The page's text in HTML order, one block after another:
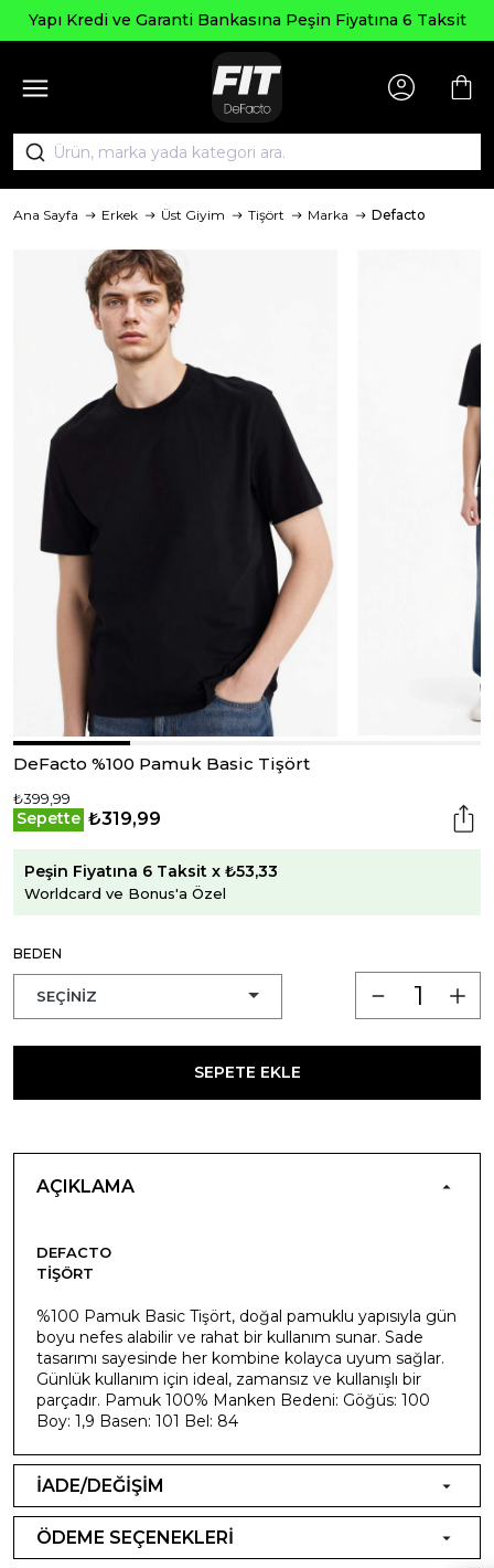
Yapı Kredi ve Garanti Bankasına Peşin Fiyatına 6 Taksit
Ana Sayfa Erkek Üst Giyim Tişört Marka Defacto
DeFacto %100 Pamuk Basic Tişört
₺399,99
Sepette ₺319,99
Peşin Fiyatına 6 Taksit x ₺53,33
Worldcard ve Bonus'a Özel
BEDEN
SEPETE EKLE
AÇIKLAMA
DEFACTO
TIŞÖRT
%100 Pamuk Basic Tişört, doğal pamuklu yapısıyla gün
boyu nefes alabilir ve rahat bir kullanım sunar. Sade
tasarımı sayesinde her kombine kolayca uyum sağlar.
Günlük kullanım için ideal, zamansız ve kullanışlı bir
parçadır. Pamuk 100% Manken Bedeni: Göğüs: 100
Boy: 1,9 Basen: 101 Bel: 84
İADE/DEĞİŞİM
ÖDEME SEÇENEKLERİ